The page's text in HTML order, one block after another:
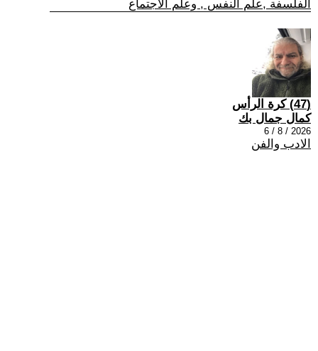
الفلسفة ,علم النفس , وعلم الاجتماع
(47) كرة الرأس
كمال جمال بك
2026 / 8 / 6
الادب والفن